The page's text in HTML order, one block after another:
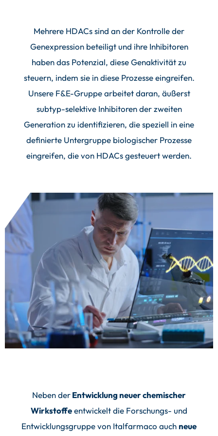
Mehrere HDACs sind an der Kontrolle der
Genexpression beteiligt und ihre Inhibitoren
haben das Potenzial, diese Genaktivität zu
steuern, indem sie in diese Prozesse eingreifen.
Unsere F&E-Gruppe arbeitet daran, äußerst
subtyp-selektive Inhibitoren der zweiten
Generation zu identifizieren, die speziell in eine
definierte Untergruppe biologischer Prozesse
eingreifen, die von HDACs gesteuert werden.
Neben derEntwicklung neuer chemischer
Wirkstoffeentwickelt die Forschungs- und
Entwicklungsgruppe von Italfarmaco auch neue